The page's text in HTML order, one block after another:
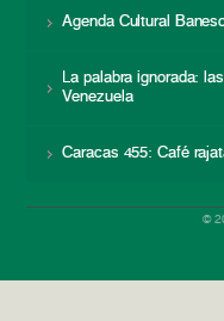
Agenda Cultural
La palabra ignorada:
Venezuela
Caracas 455: Café
©